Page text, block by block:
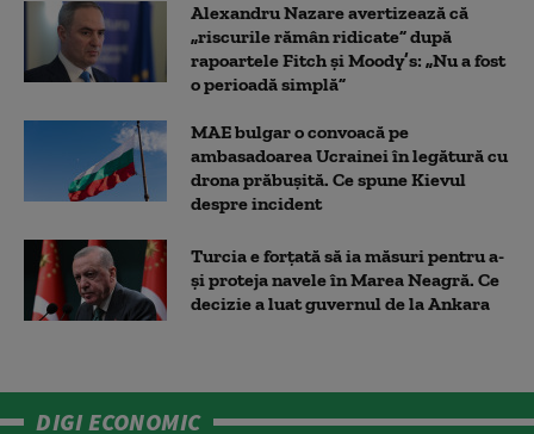
Alexandru Nazare avertizează că
„riscurile rămân ridicate” după
rapoartele Fitch și Moody’s: „Nu a fost
o perioadă simplă”
MAE bulgar o convoacă pe
ambasadoarea Ucrainei în legătură cu
drona prăbuşită. Ce spune Kievul
despre incident
Turcia e forțată să ia măsuri pentru a-
și proteja navele în Marea Neagră. Ce
decizie a luat guvernul de la Ankara
DIGI ECONOMIC